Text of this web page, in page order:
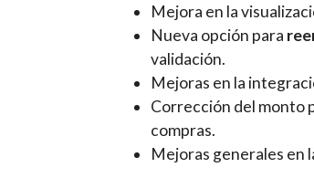
Mejora en la
Nueva opción para
validación.
Mejoras en la
Corrección del monto
compras.
Mejoras generales en